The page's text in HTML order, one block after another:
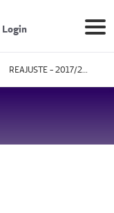
Login
REAJUSTE - 2017/2018